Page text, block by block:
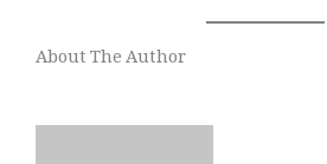
About The Author